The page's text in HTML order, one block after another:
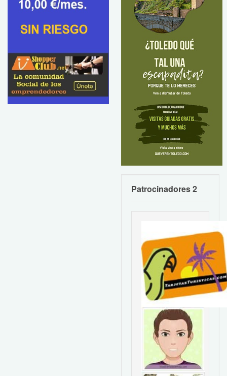
Patrocinadores 2